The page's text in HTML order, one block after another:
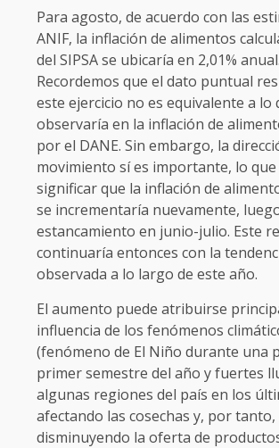
Para agosto, de acuerdo con las
ANIF, la inflación de alimentos
del SIPSA se ubicaría en 2,01% anual.
Recordemos que el dato puntual
este ejercicio no es equivalente a lo
observaría en la inflación de
por el DANE. Sin embargo, la
movimiento sí es importante, lo
significar que la inflación de
se incrementaría nuevamente,
estancamiento en junio-julio. Este
continuaría entonces con la
observada a lo largo de este año.
El aumento puede atribuirse
influencia de los fenómenos
(fenómeno de El Niño durante una
primer semestre del año y fuertes
algunas regiones del país en los
afectando las cosechas y, por tanto,
disminuyendo la oferta de